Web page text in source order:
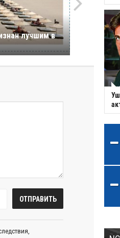
лучшим в